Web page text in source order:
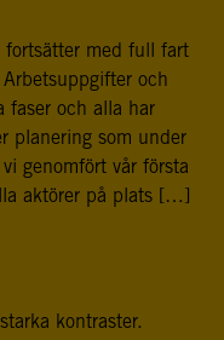
och
bedriver
för att stödja
och
civil personal
som
har fått sitt
fortsätter med full fart
och
faser och alla har
planering som under
genomfört vår första
aktörer på plats […]
kontraster.